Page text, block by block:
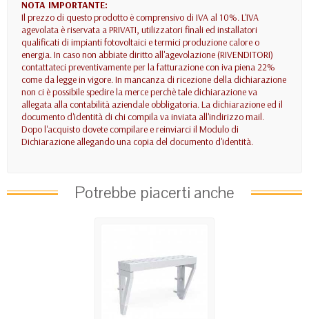
NOTA IMPORTANTE:
Il prezzo di questo prodotto è comprensivo di IVA al 10%. L'IVA
agevolata è riservata a PRIVATI, utilizzatori finali ed installatori
qualificati di impianti fotovoltaici e termici produzione calore o
energia. In caso non abbiate diritto all'agevolazione (RIVENDITORI)
contattateci preventivamente per la fatturazione con iva piena 22%
come da legge in vigore. In mancanza di ricezione della dichiarazione
non ci è possibile spedire la merce perchè tale dichiarazione va
allegata alla contabilità aziendale obbligatoria. La dichiarazione ed il
documento d'identità di chi compila va inviata all'indirizzo mail.
Dopo l'acquisto dovete compilare e reinviarci il Modulo di
Dichiarazione allegando una copia del documento d'identità.
Potrebbe piacerti anche